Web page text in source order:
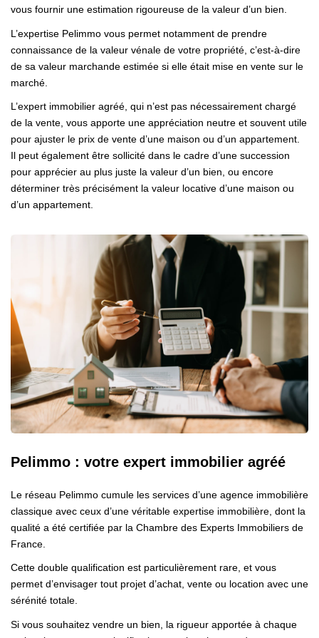
vous fournir une estimation rigoureuse de la valeur d’un bien.
L’expertise Pelimmo vous permet notamment de prendre
connaissance de la valeur vénale de votre propriété, c’est-à-dire
de sa valeur marchande estimée si elle était mise en vente sur le
marché.
L’expert immobilier agréé, qui n’est pas nécessairement chargé
de la vente, vous apporte une appréciation neutre et souvent utile
pour ajuster le prix de vente d’une maison ou d’un appartement.
Il peut également être sollicité dans le cadre d’une succession
pour apprécier au plus juste la valeur d’un bien, ou encore
déterminer très précisément la valeur locative d’une maison ou
d’un appartement.
Pelimmo : votre expert immobilier agréé
Le réseau Pelimmo cumule les services d’une agence immobilière
classique avec ceux d’une véritable expertise immobilière, dont la
qualité a été certifiée par la Chambre des Experts Immobiliers de
France.
Cette double qualification est particulièrement rare, et vous
permet d’envisager tout projet d’achat, vente ou location avec une
sérénité totale.
Si vous souhaitez vendre un bien, la rigueur apportée à chaque